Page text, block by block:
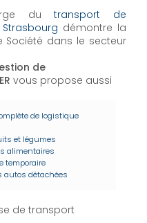
dutransport de
démontre la
Société dans le secteur
de
vous propose aussi
de logistique
et légumes
alimentaires
temporaire
autos détachées
de transport